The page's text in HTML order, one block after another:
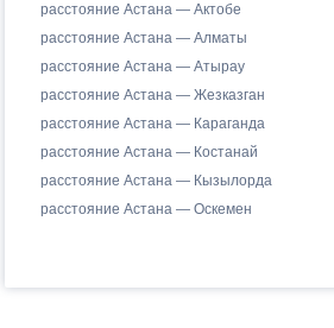
расстояние Астана — Актобе
расстояние Астана — Алматы
расстояние Астана — Атырау
расстояние Астана — Жезказган
расстояние Астана — Караганда
расстояние Астана — Костанай
расстояние Астана — Кызылорда
расстояние Астана — Оскемен